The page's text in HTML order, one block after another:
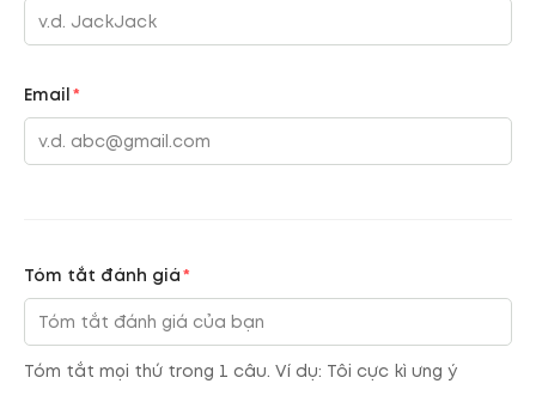
Email
Tóm tắt đánh giá
Tóm tắt mọi thứ trong 1 câu. Ví dụ: Tôi cực kì ưng ý